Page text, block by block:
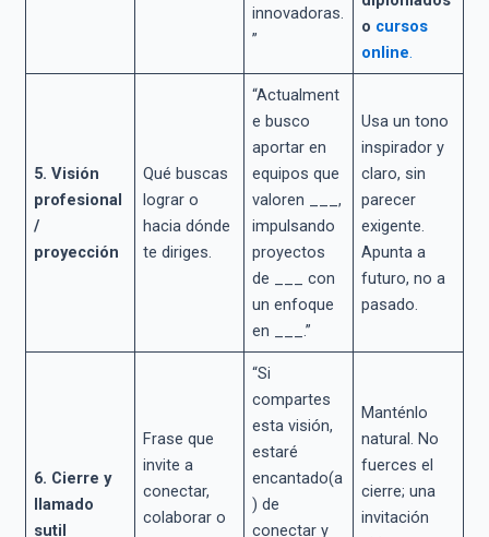
innovadoras.
”
o cursos
online.
5. Visión
profesional
/
proyección
Qué buscas
lograr o
hacia dónde
te diriges.
“Actualment
e busco
aportar en
equipos que
valoren ___,
impulsando
proyectos
de ___ con
un enfoque
en ___.”
Usa un tono
inspirador y
claro, sin
parecer
exigente.
Apunta a
futuro, no a
pasado.
6. Cierre y
llamado
sutil
Frase que
invite a
conectar,
colaborar o
“Si
compartes
esta visión,
estaré
encantado(a
) de
conectar y
Manténlo
natural. No
fuerces el
cierre; una
invitación